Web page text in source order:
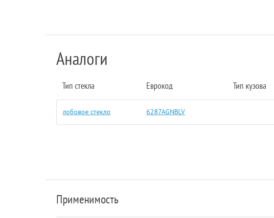
Аналоги
Тип стекла Еврокод Тип кузова
лобовое стекло 6287AGNBLV
Применимость